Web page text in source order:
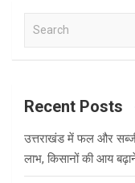
a
c
Recent Posts
उत्तराखंड में फल और
लाभ, किसानों की आय